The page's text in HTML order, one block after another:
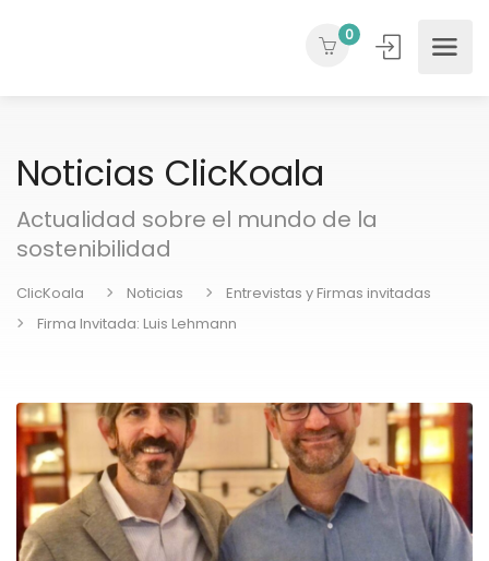
0
Noticias ClicKoala
Actualidad sobre el mundo de la
sostenibilidad
ClicKoala Noticias
Entrevistas y Firmas invitadas
Firma Invitada: Luis Lehmann